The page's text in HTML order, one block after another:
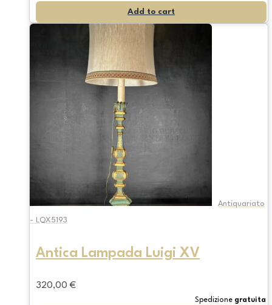
Add to cart
Antiquariato
- LQX5193
Antica Lampada Luigi XV
320,00 €
Spedizione gratuita